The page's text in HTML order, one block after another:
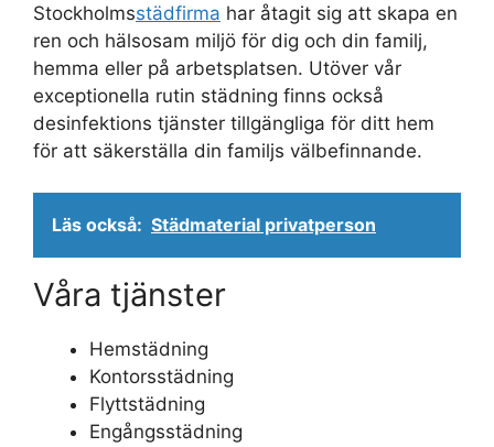
Stockholmsstädfirma har åtagit sig att skapa en
ren och hälsosam miljö för dig och din familj,
hemma eller på arbetsplatsen. Utöver vår
exceptionella rutin städning finns också
desinfektions tjänster tillgängliga för ditt hem
för att säkerställa din familjs välbefinnande.
Läs också: Städmaterial privatperson
Våra tjänster
Hemstädning
Kontorsstädning
Flyttstädning
Engångsstädning